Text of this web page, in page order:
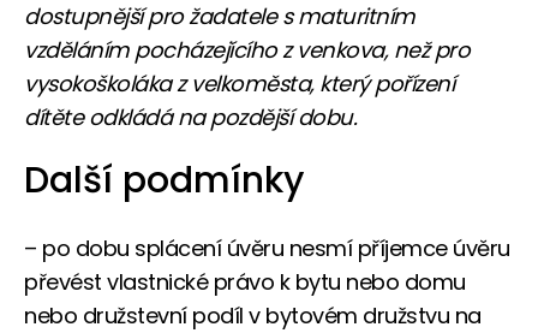
dostupnější pro žadatele s maturitním
vzděláním pocházejícího z venkova, než pro
vysokoškoláka z velkoměsta, který pořízení
dítěte odkládá na pozdější dobu.
Další podmínky
– po dobu splácení úvěru nesmí příjemce úvěru
převést vlastnické právo k bytu nebo domu
nebo družstevní podíl v bytovém družstvu na